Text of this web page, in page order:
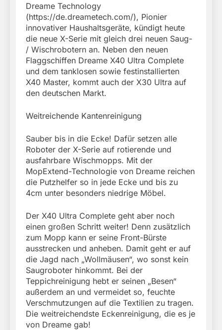
Dreame Technology
(https://de.dreametech.com/), Pionier
innovativer Haushaltsgeräte, kündigt heute
die neue X-Serie mit gleich drei neuen Saug-
/ Wischrobotern an. Neben den neuen
Flaggschiffen Dreame X40 Ultra Complete
und dem tanklosen sowie festinstallierten
X40 Master, kommt auch der X30 Ultra auf
den deutschen Markt.
Weitreichende Kantenreinigung
Sauber bis in die Ecke! Dafür setzen alle
Roboter der X-Serie auf rotierende und
ausfahrbare Wischmopps. Mit der
MopExtend-Technologie von Dreame reichen
die Putzhelfer so in jede Ecke und bis zu
4cm unter besonders niedrige Möbel.
Der X40 Ultra Complete geht aber noch
einen großen Schritt weiter! Denn zusätzlich
zum Mopp kann er seine Front-Bürste
ausstrecken und anheben. Damit geht er auf
die Jagd nach „Wollmäusen“, wo sonst kein
Saugroboter hinkommt. Bei der
Teppichreinigung hebt er seinen „Besen“
außerdem an und vermeidet so, feuchte
Verschmutzungen auf die Textilien zu tragen.
Die weitreichendste Eckenreinigung, die es je
von Dreame gab!